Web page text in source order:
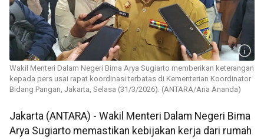
Wakil Menteri Dalam Negeri Bima Arya Sugiarto memberikan keterangan
kepada pers usai rapat koordinasi terbatas di Kementerian Koordinator
Bidang Pangan, Jakarta, Selasa (31/3/2026). (ANTARA/Aria Ananda)
Jakarta (ANTARA) - Wakil Menteri Dalam Negeri Bima
Arya Sugiarto memastikan kebijakan kerja dari rumah